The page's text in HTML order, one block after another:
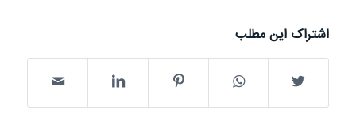
اشتراک این مطلب